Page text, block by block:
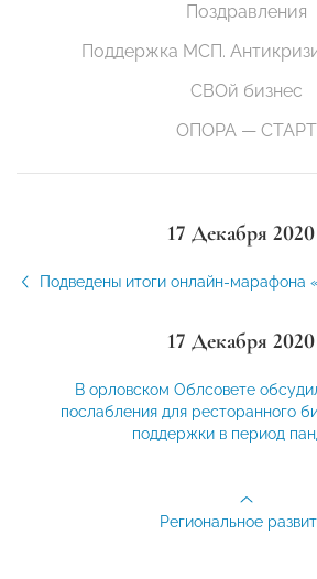
Поздравления
Поддержка МСП.
СВОй бизнес
ОПОРА — СТАРТ
17 Декабря 2020
Подведены итоги онлайн-
17 Декабря 2020
В орловском Облсовете
послабления для ресторанного
поддержки в период
Региональное